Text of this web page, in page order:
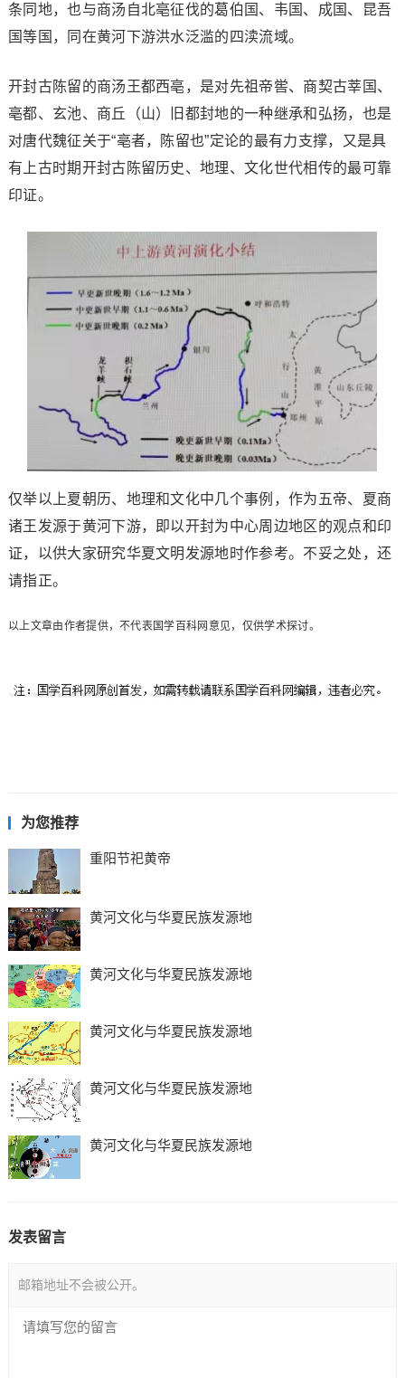
条同地，也与商汤自北亳征伐的葛伯国、韦国、成国、昆吾
国等国，同在黄河下游洪水泛滥的四渎流域。
开封古陈留的商汤王都西亳，是对先祖帝喾、商契古莘国、
亳都、玄池、商丘（山）旧都封地的一种继承和弘扬，也是
对唐代魏征关于“亳者，陈留也”定论的最有力支撑，又是具
有上古时期开封古陈留历史、地理、文化世代相传的最可靠
印证。
仅举以上夏朝历、地理和文化中几个事例，作为五帝、夏商
诸王发源于黄河下游，即以开封为中心周边地区的观点和印
证，以供大家研究华夏文明发源地时作参考。不妥之处，还
请指正。
以上文章由作者提供，不代表国学百科网意见，仅供学术探讨。
为您推荐
重阳节祀黄帝
黄河文化与华夏民族发源地
黄河文化与华夏民族发源地
黄河文化与华夏民族发源地
黄河文化与华夏民族发源地
黄河文化与华夏民族发源地
发表留言
邮箱地址不会被公开。